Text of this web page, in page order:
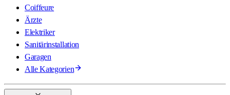
Coiffeure
Ärzte
Elektriker
Sanitärinstallation
Garagen
Alle Kategorien